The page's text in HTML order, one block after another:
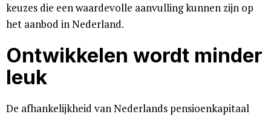
keuzes die een waardevolle aanvulling kunnen zijn op
het aanbod in Nederland.
Ontwikkelen wordt minder
leuk
De afhankelijkheid van Nederlands pensioenkapitaal